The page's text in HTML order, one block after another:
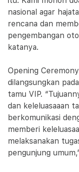
nasional agar
rencana dan
pengembangan
katanya.
Opening
dilangsungkan
tamu VIP.
dan keleluasaaan
berkomunikasi
memberi
melaksanakan
pengunjung